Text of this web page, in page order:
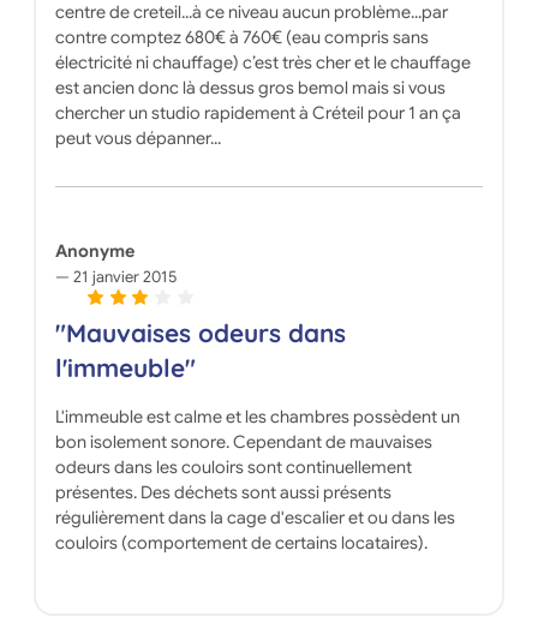
centre de creteil...à ce niveau aucun problème...par
contre comptez 680€ à 760€ (eau compris sans
électricité ni chauffage) c’est très cher et le chauffage
est ancien donc là dessus gros bemol mais si vous
chercher un studio rapidement à Créteil pour 1 an ça
peut vous dépanner...
Anonyme
21 janvier 2015
"Mauvaises odeurs dans
l'immeuble"
L'immeuble est calme et les chambres possèdent un
bon isolement sonore. Cependant de mauvaises
odeurs dans les couloirs sont continuellement
présentes. Des déchets sont aussi présents
régulièrement dans la cage d'escalier et ou dans les
couloirs (comportement de certains locataires).